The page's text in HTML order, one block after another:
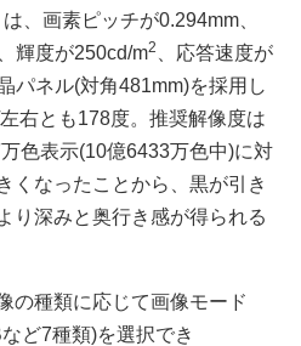
、画素ピッチが0.294mm、
輝度が250cd/m2
、応答速度が
パネル(対角481mm)を採用し
右とも178度。推奨解像度は
色表示(10億6433万色中)に対
くなったことから、黒が引き
り深みと奥行き感が得られる
の種類に応じて画像モード
ど7種類)を選択でき